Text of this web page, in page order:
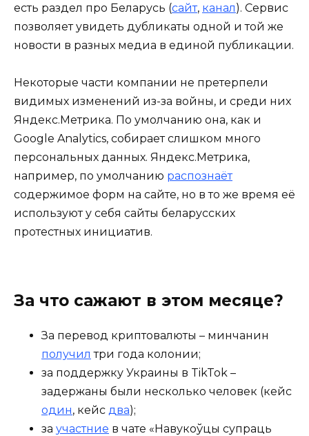
есть раздел про Беларусь (сайт, канал). Сервис
позволяет увидеть дубликаты одной и той же
новости в разных медиа в единой публикации.
Некоторые части компании не претерпели
видимых изменений из-за войны, и среди них
Яндекс.Метрика. По умолчанию она, как и
Google Analytics, собирает слишком много
персональных данных. Яндекс.Метрика,
например, по умолчанию распознаёт
содержимое форм на сайте, но в то же время её
используют у себя сайты беларусских
протестных инициатив.
За что сажают в этом месяце?
За перевод криптовалюты – минчанин
получил три года колонии;
за поддержку Украины в TikTok –
задержаны были несколько человек (кейс
один, кейс два);
за участние в чате «Навукоўцы супраць